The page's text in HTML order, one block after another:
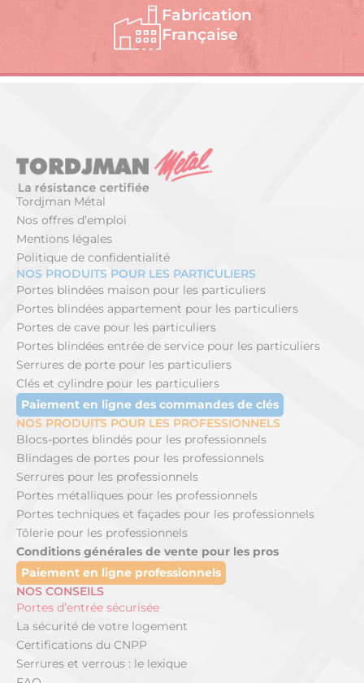
Fabrication
Française
Tordjman Métal
Nos offres d’emploi
Mentions légales
Politique de confidentialité
NOS PRODUITS POUR LES PARTICULIERS
Portes blindées maison pour les particuliers
Portes blindées appartement pour les particuliers
Portes de cave pour les particuliers
Portes blindées entrée de service pour les particuliers
Serrures de porte pour les particuliers
Clés et cylindre pour les particuliers
Paiement en ligne des commandes de clés
NOS PRODUITS POUR LES PROFESSIONNELS
Blocs-portes blindés pour les professionnels
Blindages de portes pour les professionnels
Serrures pour les professionnels
Portes métalliques pour les professionnels
Portes techniques et façades pour les professionnels
Tôlerie pour les professionnels
Conditions générales de vente pour les pros
Paiement en ligne professionnels
NOS CONSEILS
Portes d’entrée sécurisée
La sécurité de votre logement
Certifications du CNPP
Serrures et verrous : le lexique